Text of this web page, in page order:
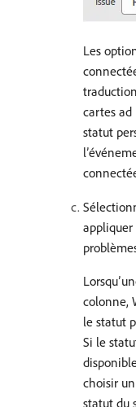
Les
cartes
statut
appliquer
colonne,
le statut
Si le
choisir
statut du